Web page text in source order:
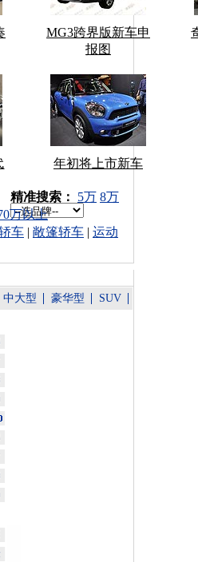
MG3跨界版新车申
报图
年初将上市新车
车型搜索：
精准搜索： 5万 8万
万以上
车 | 敞篷轿车 | 运动
中大型 豪华型 SUV